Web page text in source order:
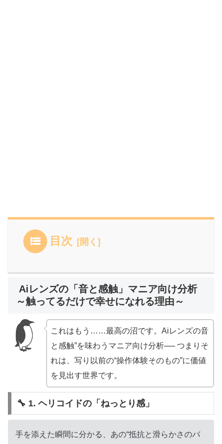
目次
Aiレンズの「音と感触」マニア向け分析
～触ってるだけで幸せになれる理由～
これはもう……最高の沼です。Aiレンズの音
と感触”を味わうマニア向け分析── つまりそ
れは、写り以前の“操作体験そのもの”に価値
を見出す世界です。
🔧 1. ヘリコイドの「ねっとり感」
手を添えた瞬間に分かる、あの“抵抗と滑らかさのバ